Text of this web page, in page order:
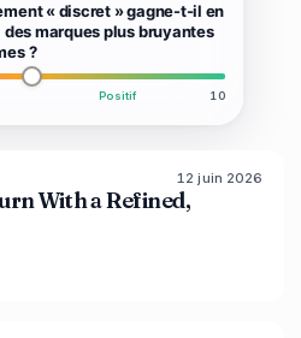
« discret » gagne-t-il en
marques plus bruyantes
?
Positif 10
LIVE BRIEF
12 juin 2026
With a Refined,